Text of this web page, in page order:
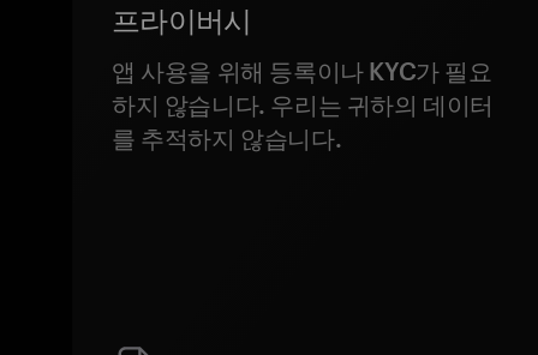
프라이버시
앱 사용을 위해 등록이나 KYC가 필요
하지 않습니다. 우리는 귀하의 데이터
를 추적하지 않습니다.